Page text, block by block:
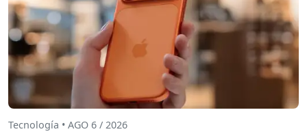
Tecnología • AGO 6 / 2026